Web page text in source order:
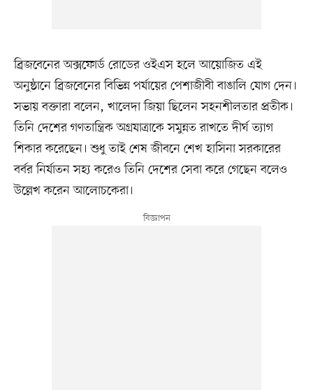
ব্রিজবেনের অক্সফোর্ড রোডের ওইএস হলে আয়োজিত এই
অনুষ্ঠানে ব্রিজবেনের বিভিন্ন পর্যায়ের পেশাজীবী বাঙালি যোগ দেন।
সভায় বক্তারা বলেন, খালেদা জিয়া ছিলেন সহনশীলতার প্রতীক।
তিনি দেশের গণতান্ত্রিক অগ্রযাত্রাকে সমুন্নত রাখতে দীর্ঘ ত্যাগ
শিকার করেছেন। শুধু তাই শেষ জীবনে শেখ হাসিনা সরকারের
বর্বর নির্যাতন সহ্য করেও তিনি দেশের সেবা করে গেছেন বলেও
উল্লেখ করেন আলোচকেরা।